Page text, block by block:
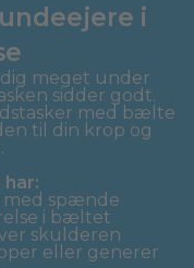
i
meget under
sidder godt.
med bælte
til din krop og
spænde
i bæltet
skulderen
eller generer